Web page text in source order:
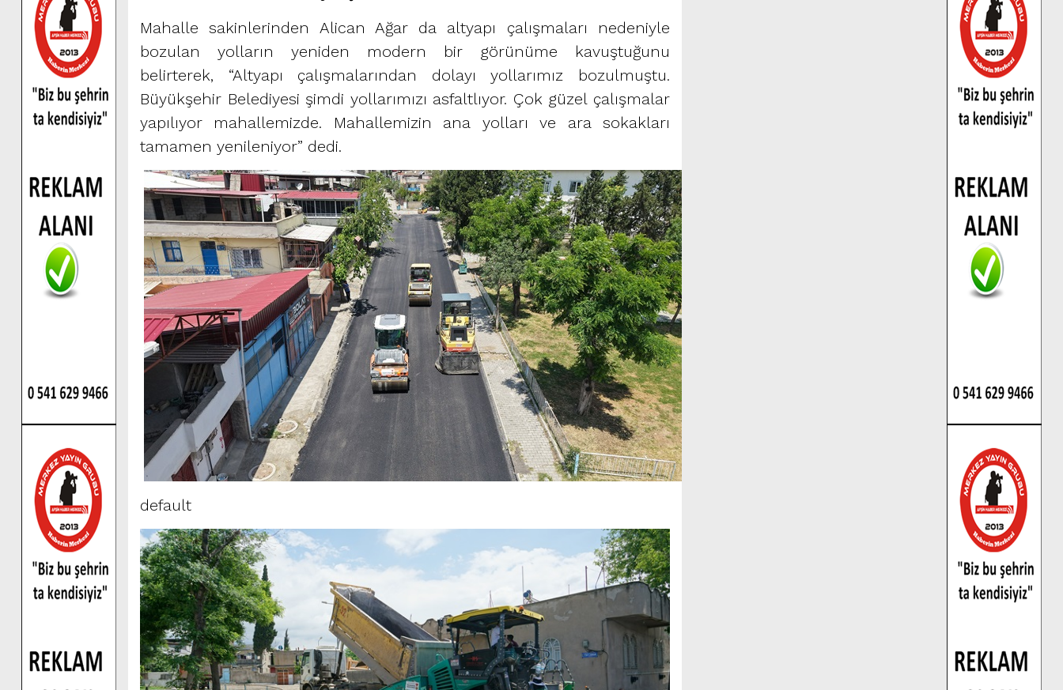
Mahalle sakinlerinden Alican Ağar da altyapı çalışmaları nedeniyle
bozulan yolların yeniden modern bir görünüme kavuştuğunu
belirterek, “Altyapı çalışmalarından dolayı yollarımız bozulmuştu.
Büyükşehir Belediyesi şimdi yollarımızı asfaltlıyor. Çok güzel çalışmalar
yapılıyor mahallemizde. Mahallemizin ana yolları ve ara sokakları
tamamen yenileniyor” dedi.
default